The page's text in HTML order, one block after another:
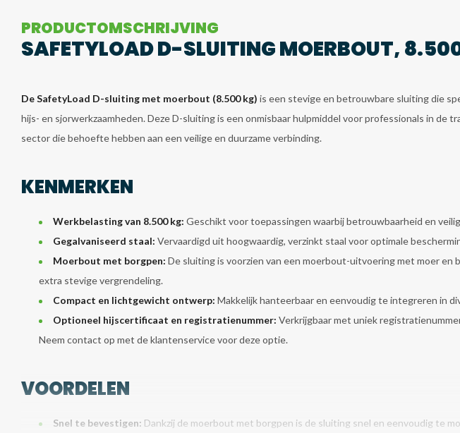
PRODUCTOMSCHRIJVING
SAFETYLOAD D-SLUITING MOERBOUT,
De SafetyLoad D-sluiting met moerbout (8.500 kg) is een stevige en betrouwbare sluiting die
hijs- en sjorwerkzaamheden. Deze D-sluiting is een onmisbaar hulpmiddel voor professionals in de
sector die behoefte hebben aan een veilige en duurzame verbinding.
KENMERKEN
Werkbelasting van 8.500 kg: Geschikt voor toepassingen waarbij betrouwbaarheid en
Gegalvaniseerd staal: Vervaardigd uit hoogwaardig, verzinkt staal voor optimale
Moerbout met borgpen: De sluiting is voorzien van een moerbout-uitvoering met moer en
extra stevige vergrendeling.
Compact en lichtgewicht ontwerp: Makkelijk hanteerbaar en eenvoudig te integreren in
Optioneel hijscertificaat en registratienummer: Verkrijgbaar met uniek
Neem contact op met de klantenservice voor deze optie.
VOORDELEN
Snel te bevestigen: Dankzij de moerbout met borgpen is de sluiting snel en eenvoudig te